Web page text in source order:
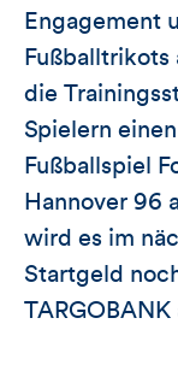
Engagement
Fußballtrikots
die
Spielern
Fußballspiel
Hannover 96
wird es im
Startgeld